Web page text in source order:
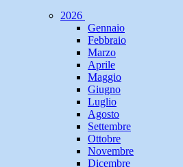
2026
Gennaio
Febbraio
Marzo
Aprile
Maggio
Giugno
Luglio
Agosto
Settembre
Ottobre
Novembre
Dicembre